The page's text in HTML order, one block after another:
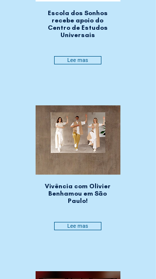
Escola dos Sonhos
recebe apoio do
Centro de Estudos
Universais
Lee mas
Vivência com Olivier
Benhamou em São
Paulo!
Lee mas